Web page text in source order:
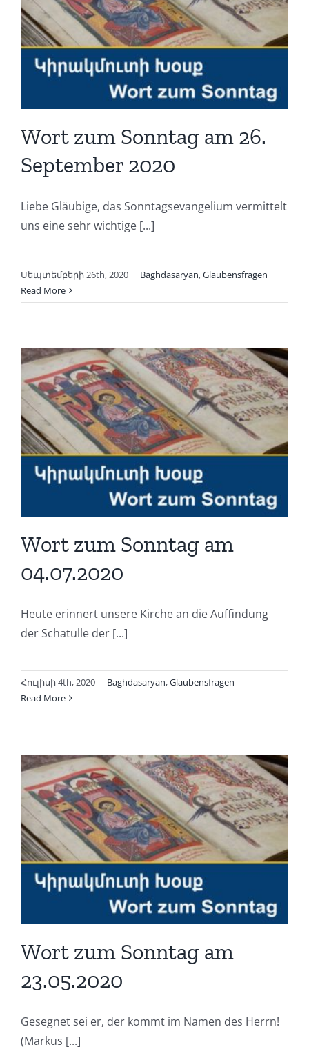
Wort zum Sonntag am 26.
September 2020
Liebe Gläubige, das Sonntagsevangelium vermittelt
uns eine sehr wichtige [...]
Սեպտեմբերի 26th, 2020 | Baghdasaryan,Glaubensfragen
Read More
Wort zum Sonntag am
04.07.2020
Heute erinnert unsere Kirche an die Auffindung
der Schatulle der [...]
Հուլիսի 4th, 2020 | Baghdasaryan,Glaubensfragen
Read More
Wort zum Sonntag am
23.05.2020
Gesegnet sei er, der kommt im Namen des Herrn!
(Markus [...]